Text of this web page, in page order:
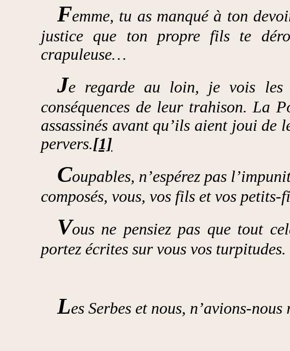
Femme, tu as manqué à ton
justice que ton propre fils te
crapuleuse…
Je regarde au loin, je vois les
conséquences de leur trahison. La
assassinés avant qu’ils aient joui de
pervers.[1]
Coupables, n’espérez pas
composés, vous, vos fils et vos
Vous ne pensiez pas que tout
portez écrites sur vous vos turpitudes.
Les Serbes et nous, n’avions-